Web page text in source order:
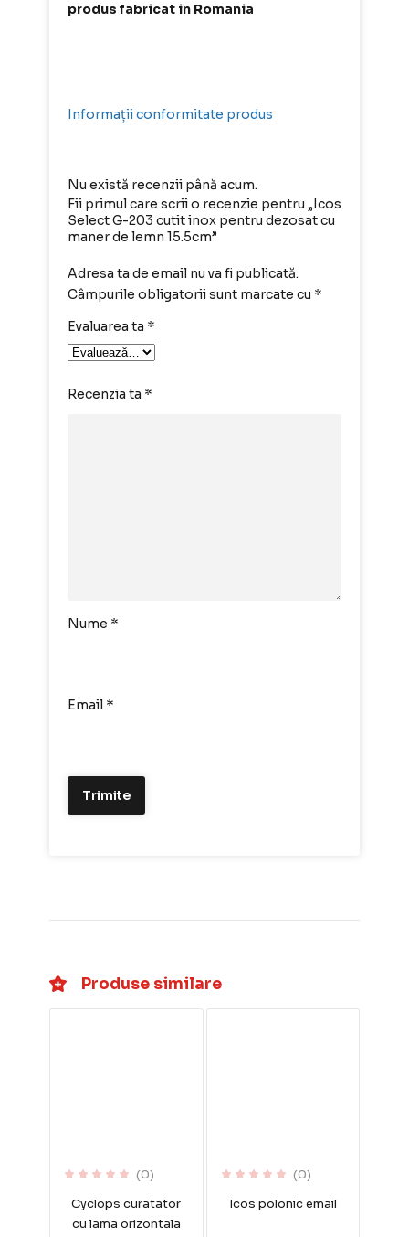
produs fabricat in Romania
Informații conformitate produs
Nu există recenzii până acum.
Fii primul care scrii o recenzie pentru „Icos
Select G-203 cutit inox pentru dezosat cu
maner de lemn 15.5cm”
Adresa ta de email nu va fi publicată.
Câmpurile obligatorii sunt marcate cu *
Evaluarea ta *
Recenzia ta *
Nume *
Email *
Produse similare
(0)
Cyclops curatator
cu lama orizontala
(0)
Icos polonic email